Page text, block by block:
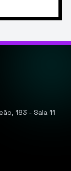
183 - Sala 11